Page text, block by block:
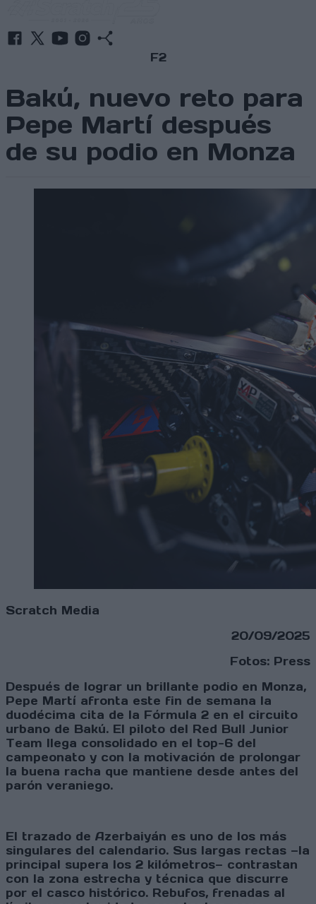
F2
Bakú, nuevo reto para
Pepe Martí después
de su podio en Monza
Scratch Media
20/09/2025
Fotos: Press
Después de lograr un brillante podio en Monza,
Pepe Martí afronta este fin de semana la
duodécima cita de la Fórmula 2 en el circuito
urbano de Bakú. El piloto del Red Bull Junior
Team llega consolidado en el top-6 del
campeonato y con la motivación de prolongar
la buena racha que mantiene desde antes del
parón veraniego.
El trazado de Azerbaiyán es uno de los más
singulares del calendario. Sus largas rectas —la
principal supera los 2 kilómetros— contrastan
con la zona estrecha y técnica que discurre
por el casco histórico. Rebufos, frenadas al